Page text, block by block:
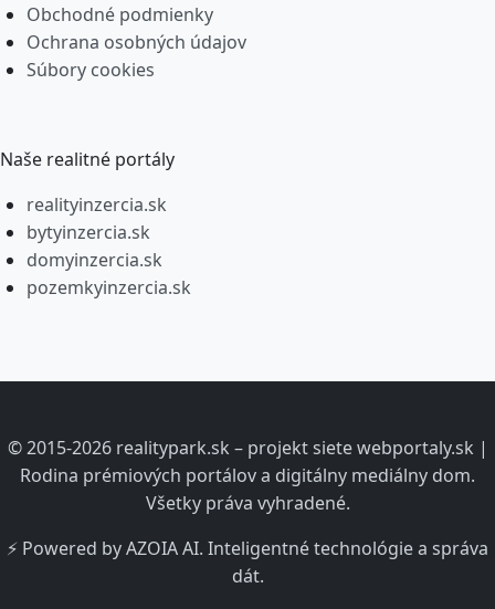
Obchodné podmienky
Ochrana osobných údajov
Súbory cookies
Naše realitné portály
realityinzercia.sk
bytyinzercia.sk
domyinzercia.sk
pozemkyinzercia.sk
© 2015-2026 realitypark.sk – projekt siete webportaly.sk |
Rodina prémiových portálov a digitálny mediálny dom.
Všetky práva vyhradené.
⚡ Powered by AZOIA AI. Inteligentné technológie a správa
dát.